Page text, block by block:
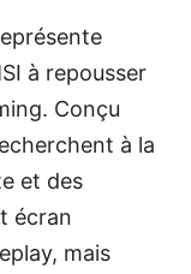
à repousser
Conçu
à la
et des
écran
mais